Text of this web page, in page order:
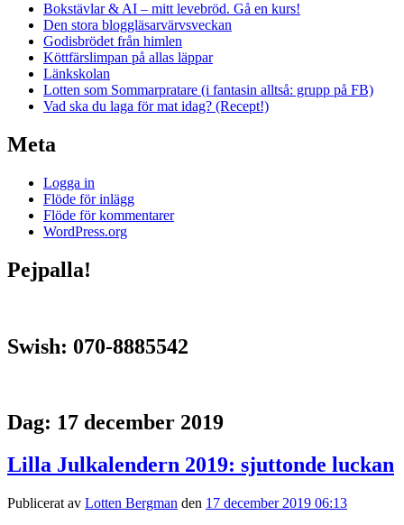
Bokstävlar & AI – mitt levebröd. Gå en kurs!
Den stora bloggläsarvärvsveckan
Godisbrödet från himlen
Köttfärslimpan på allas läppar
Länkskolan
Lotten som Sommarpratare (i fantasin alltså: grupp på FB)
Vad ska du laga för mat idag? (Recept!)
Meta
Logga in
Flöde för inlägg
Flöde för kommentarer
WordPress.org
Pejpalla!
Swish: 070-8885542
Dag: 17 december 2019
Lilla Julkalendern 2019: sjuttonde luckan
Publicerat av Lotten Bergman den 17 december 2019 06:13